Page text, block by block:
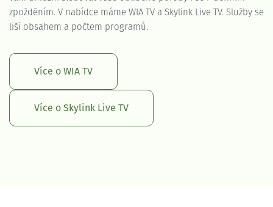
zpožděním. V nabídce máme WIA TV a Skylink Live TV. Služby se
liší obsahem a počtem programů.
Více o WIA TV
Více o Skylink Live TV